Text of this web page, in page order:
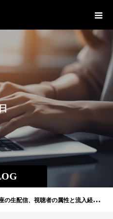
ディ
生配信、視聴者の属性と流入経路は？